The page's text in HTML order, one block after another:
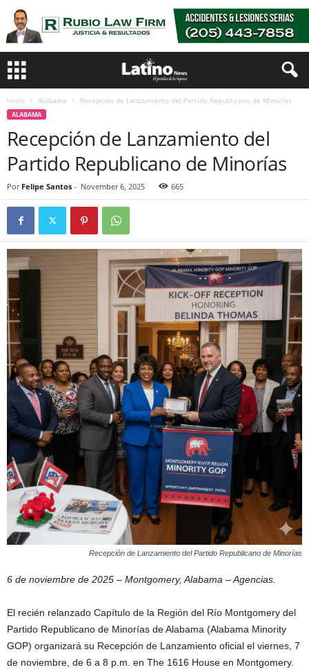
Inicio Alabama Recepción de Lanzamiento del Partido Republicano de Minorías
ALABAMA
Recepción de Lanzamiento del
Partido Republicano de Minorías
Por Felipe Santos - November 6, 2025 665
Recepción de Lanzamiento del Partido Republicano de Minorías
6 de noviembre de 2025 – Montgomery, Alabama – Agencias.
El recién relanzado Capítulo de la Región del Río Montgomery del
Partido Republicano de Minorías de Alabama (Alabama Minority
GOP) organizará su Recepción de Lanzamiento oficial el viernes, 7
de noviembre, de 6 a 8 p.m. en The 1616 House en Montgomery.